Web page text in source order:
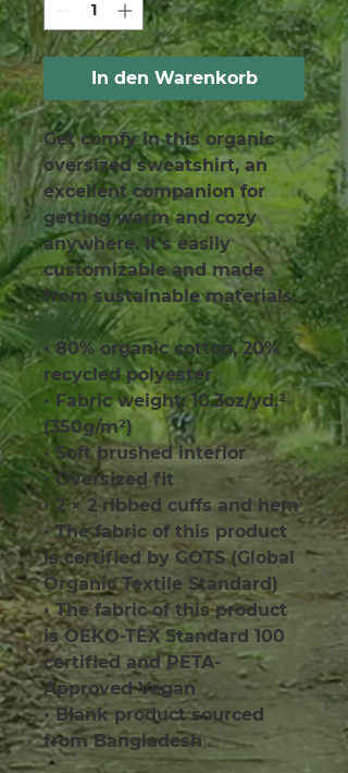
In den Warenkorb
Get comfy in this organic
oversized sweatshirt, an
excellent companion for
getting warm and cozy
anywhere. It’s easily
customizable and made
from sustainable materials.
• 80% organic cotton, 20%
recycled polyester
• Fabric weight: 10.3oz/yd.²
(350g/m²)
• Soft brushed interior
• Oversized fit
• 2 × 2 ribbed cuffs and hem
• The fabric of this product
is certified by GOTS (Global
Organic Textile Standard)
• The fabric of this product
is OEKO-TEX Standard 100
certified and PETA-
Approved Vegan
• Blank product sourced
from Bangladesh